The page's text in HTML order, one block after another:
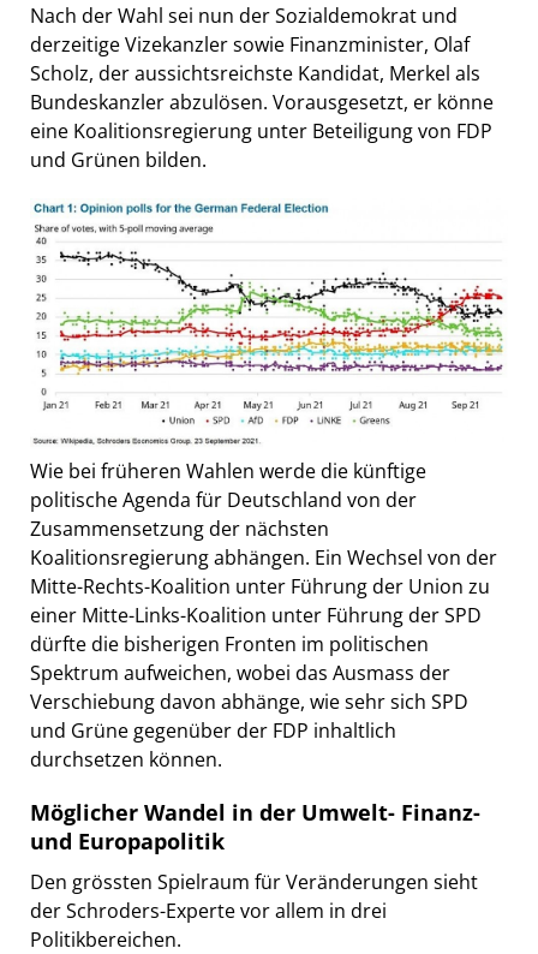
Nach der Wahl sei nun der Sozialdemokrat und
derzeitige Vizekanzler sowie Finanzminister, Olaf
Scholz, der aussichtsreichste Kandidat, Merkel als
Bundeskanzler abzulösen. Vorausgesetzt, er könne
eine Koalitionsregierung unter Beteiligung von FDP
und Grünen bilden.
Wie bei früheren Wahlen werde die künftige
politische Agenda für Deutschland von der
Zusammensetzung der nächsten
Koalitionsregierung abhängen. Ein Wechsel von der
Mitte-Rechts-Koalition unter Führung der Union zu
einer Mitte-Links-Koalition unter Führung der SPD
dürfte die bisherigen Fronten im politischen
Spektrum aufweichen, wobei das Ausmass der
Verschiebung davon abhänge, wie sehr sich SPD
und Grüne gegenüber der FDP inhaltlich
durchsetzen können.
Möglicher Wandel in der Umwelt- Finanz-
und Europapolitik
Den grössten Spielraum für Veränderungen sieht
der Schroders-Experte vor allem in drei
Politikbereichen.